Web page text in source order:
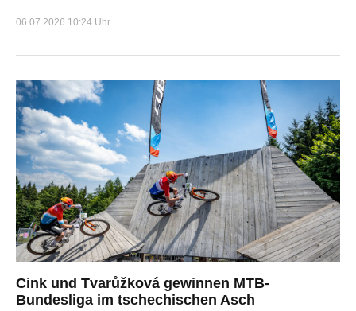
06.07.2026 10:24 Uhr
Cink und Tvarůžková gewinnen MTB-
Bundesliga im tschechischen Asch